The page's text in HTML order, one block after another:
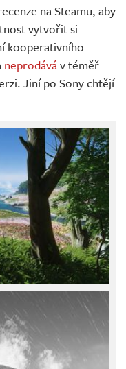
na Steamu, aby
vytvořit si
kooperativního
neprodáváv téměř
Jiní po Sony chtějí